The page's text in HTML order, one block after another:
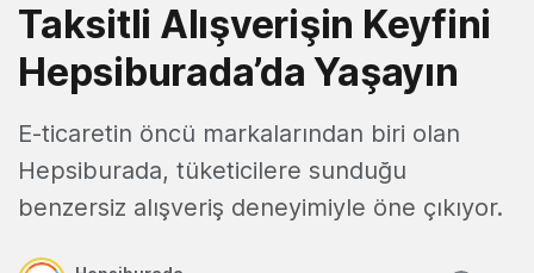
Taksitli Alışverişin Keyfini
Hepsiburada’da Yaşayın
E-ticaretin öncü markalarından biri olan
Hepsiburada, tüketicilere sunduğu
benzersiz alışveriş deneyimiyle öne çıkıyor.